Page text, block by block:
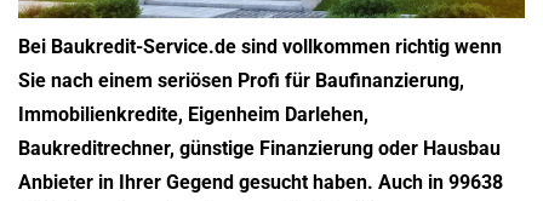
Bei Baukredit-Service.de sind vollkommen richtig wenn
Sie nach einem seriösen Profi für Baufinanzierung,
Immobilienkredite, Eigenheim Darlehen,
Baukreditrechner, günstige Finanzierung oder Hausbau
Anbieter in Ihrer Gegend gesucht haben. Auch in 99638